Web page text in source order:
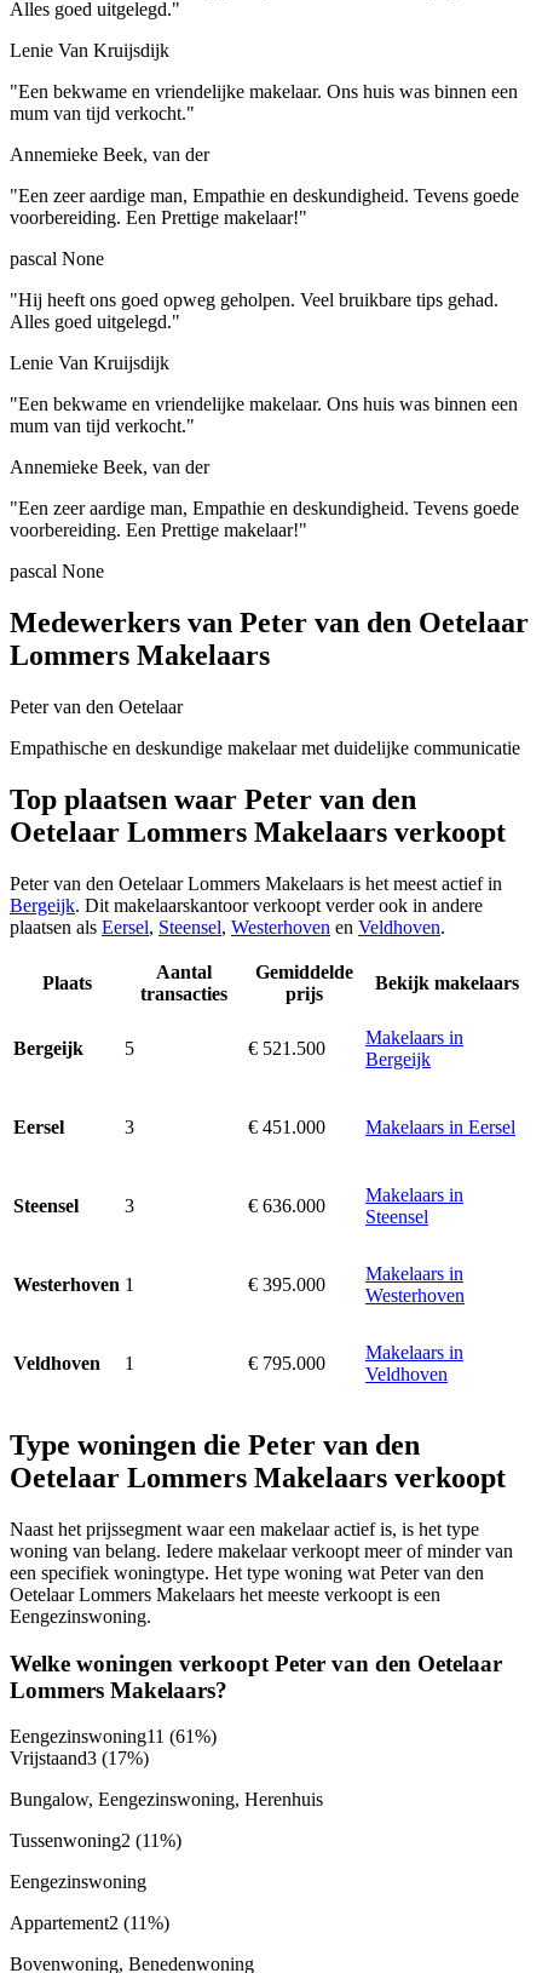
Alles goed uitgelegd."
Lenie Van Kruijsdijk
"Een bekwame en vriendelijke makelaar. Ons huis was binnen een
mum van tijd verkocht."
Annemieke Beek, van der
"Een zeer aardige man, Empathie en deskundigheid. Tevens goede
voorbereiding. Een Prettige makelaar!"
pascal None
"Hij heeft ons goed opweg geholpen. Veel bruikbare tips gehad.
Alles goed uitgelegd."
Lenie Van Kruijsdijk
"Een bekwame en vriendelijke makelaar. Ons huis was binnen een
mum van tijd verkocht."
Annemieke Beek, van der
"Een zeer aardige man, Empathie en deskundigheid. Tevens goede
voorbereiding. Een Prettige makelaar!"
pascal None
Medewerkers van Peter van den Oetelaar
Lommers Makelaars
Peter van den Oetelaar
Empathische en deskundige makelaar met duidelijke communicatie
Top plaatsen waar Peter van den
Oetelaar Lommers Makelaars verkoopt
Peter van den Oetelaar Lommers Makelaars is het meest actief in
Bergeijk. Dit makelaarskantoor verkoopt verder ook in andere
plaatsen als Eersel, Steensel, Westerhoven en Veldhoven.
Plaats
Aantal
transacties
Gemiddelde
prijs
Bekijk makelaars
Bergeijk 5 € 521.500
Makelaars in
Bergeijk
Eersel 3 € 451.000 Makelaars in Eersel
Steensel 3 € 636.000
Makelaars in
Steensel
Westerhoven 1 € 395.000
Makelaars in
Westerhoven
Veldhoven 1 € 795.000
Makelaars in
Veldhoven
Type woningen die Peter van den
Oetelaar Lommers Makelaars verkoopt
Naast het prijssegment waar een makelaar actief is, is het type
woning van belang. Iedere makelaar verkoopt meer of minder van
een specifiek woningtype. Het type woning wat Peter van den
Oetelaar Lommers Makelaars het meeste verkoopt is een
Eengezinswoning.
Welke woningen verkoopt Peter van den Oetelaar
Lommers Makelaars?
Eengezinswoning11 (61%)
Vrijstaand3 (17%)
Bungalow, Eengezinswoning, Herenhuis
Tussenwoning2 (11%)
Eengezinswoning
Appartement2 (11%)
Bovenwoning, Benedenwoning